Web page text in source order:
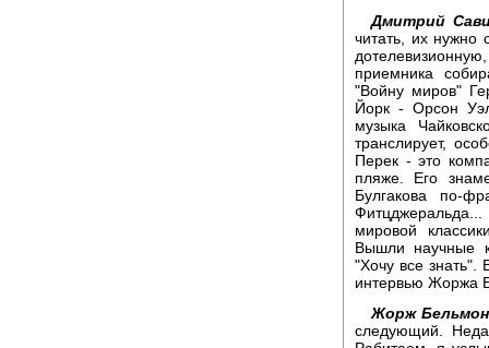
Дмитрий
читать, их
приемника
"Войну миров"
Йорк - Орсон
музыка
транслирует,
Перек - это
пляже. Его
Булгакова по-
мировой
Вышли научные
"Хочу все знать".
интервью Жоржа
Жорж
следующий.